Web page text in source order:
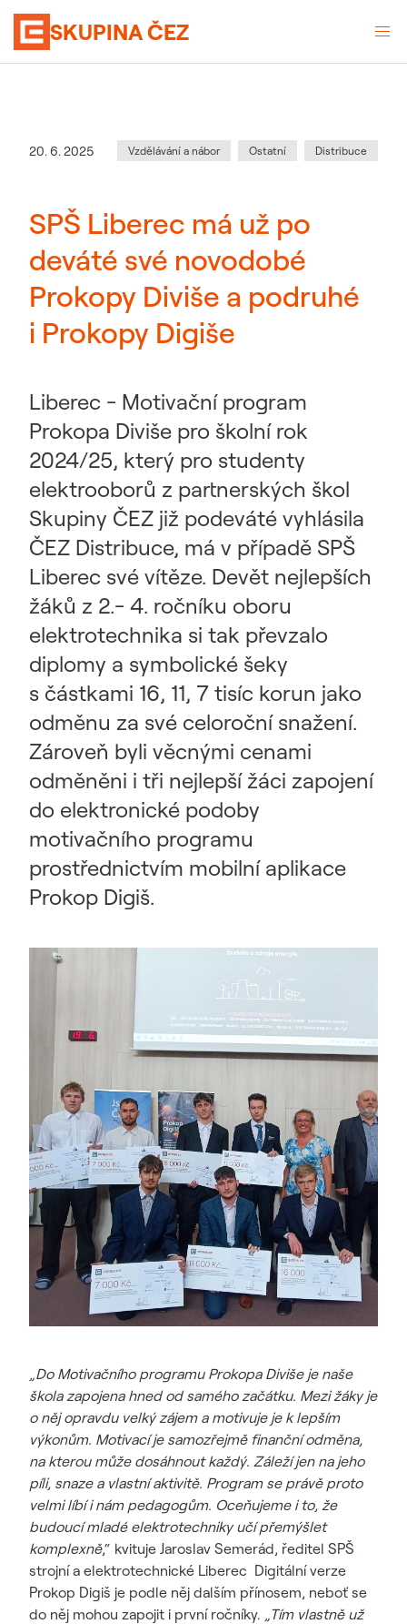
SKUPINA ČEZ
Datum zveřejnění
20. 6. 2025 Kategorie:
Vzdělávání a nábor Ostatní Distribuce
SPŠ Liberec má už po
deváté své novodobé
Prokopy Diviše a podruhé
i Prokopy Digiše
Liberec - Motivační program
Prokopa Diviše pro školní rok
2024/25, který pro studenty
elektrooborů z partnerských škol
Skupiny ČEZ již podeváté vyhlásila
ČEZ Distribuce, má v případě SPŠ
Liberec své vítěze. Devět nejlepších
žáků z 2.- 4. ročníku oboru
elektrotechnika si tak převzalo
diplomy a symbolické šeky
s částkami 16, 11, 7 tisíc korun jako
odměnu za své celoroční snažení.
Zároveň byli věcnými cenami
odměněni i tři nejlepší žáci zapojení
do elektronické podoby
motivačního programu
prostřednictvím mobilní aplikace
Prokop Digiš.
„Do Motivačního programu Prokopa Diviše je naše
škola zapojena hned od samého začátku. Mezi žáky je
o něj opravdu velký zájem a motivuje je k lepším
výkonům. Motivací je samozřejmě finanční odměna,
na kterou může dosáhnout každý. Záleží jen na jeho
píli, snaze a vlastní aktivitě. Program se právě proto
velmi líbí i nám pedagogům. Oceňujeme i to, že
budoucí mladé elektrotechniky učí přemýšlet
komplexně,“ kvituje Jaroslav Semerád, ředitel SPŠ
strojní a elektrotechnické Liberec Digitální verze
Prokop Digiš je podle něj dalším přínosem, neboť se
do něj mohou zapojit i první ročníky. „Tím vlastně už